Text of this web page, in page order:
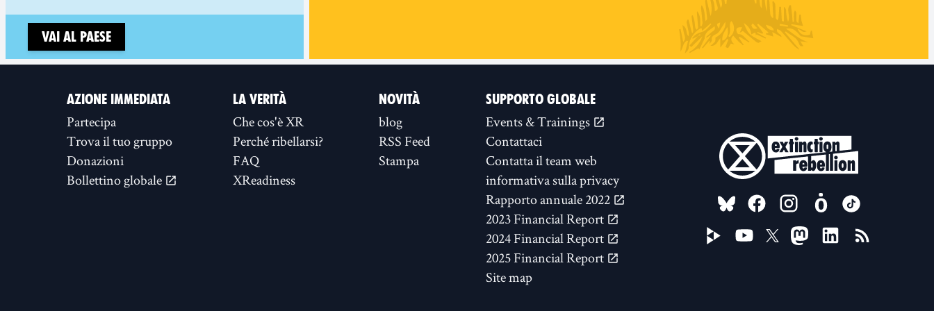
Vai al paese
AZIONE IMMEDIATA
Partecipa
Trova il tuo gruppo
Donazioni
Bollettino globale
LA VERITÀ
Che cos'è XR
Perché ribellarsi?
FAQ
XReadiness
NOVITÀ
blog
RSS Feed
Stampa
SUPPORTO GLOBALE
Events & Trainings
Contattaci
Contatta il team web
informativa sulla privacy
Rapporto annuale 2022
2023 Financial Report
2024 Financial Report
2025 Financial Report
Site map
FOLLOW US ON